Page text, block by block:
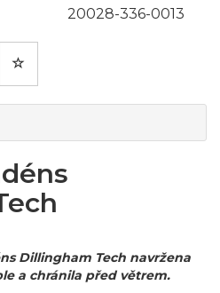
20028-336-0013
Dillingham Tech navržena
a chránila před větrem.